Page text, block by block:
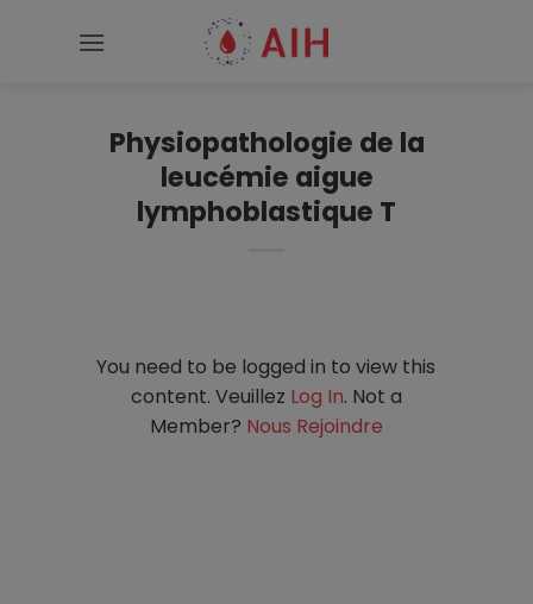
Physiopathologie de la
leucémie aigue
lymphoblastique T
You need to be logged in to view this
content. Veuillez Log In. Not a
Member? Nous Rejoindre